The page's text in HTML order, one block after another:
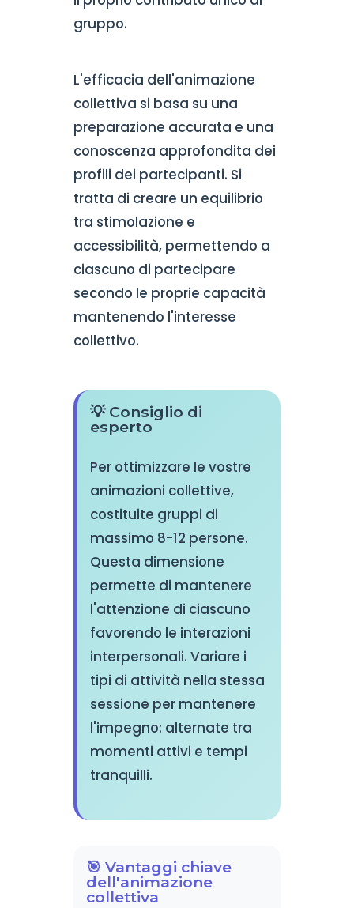
gruppo.
L'efficacia dell'animazione
collettiva si basa su una
preparazione accurata e una
conoscenza approfondita dei
profili dei partecipanti. Si
tratta di creare un equilibrio
tra stimolazione e
accessibilità, permettendo a
ciascuno di partecipare
secondo le proprie capacità
mantenendo l'interesse
collettivo.
💡 Consiglio di
esperto
Per ottimizzare le vostre
animazioni collettive,
costituite gruppi di
massimo 8-12 persone.
Questa dimensione
permette di mantenere
l'attenzione di ciascuno
favorendo le interazioni
interpersonali. Variare i
tipi di attività nella stessa
sessione per mantenere
l'impegno: alternate tra
momenti attivi e tempi
tranquilli.
🎯 Vantaggi chiave
dell'animazione
collettiva